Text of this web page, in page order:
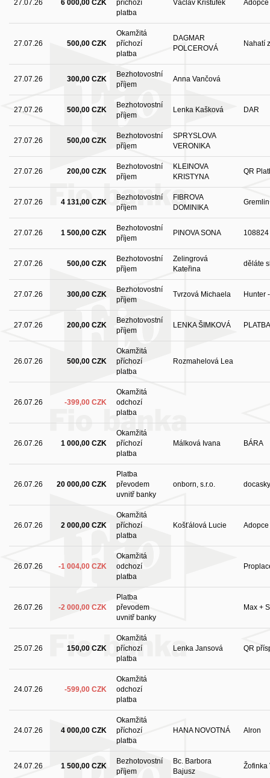
27.07.26 6 000,00 CZK
příchozí
platba
Václav Krištůfek
27.07.26 500,00 CZK
Okamžitá
příchozí
platba
DAGMAR
POLCEROVÁ
Nahatí
27.07.26 300,00 CZK
Bezhotovostní
příjem
Anna Vančová
27.07.26 500,00 CZK
Bezhotovostní
příjem
Lenka Kašková DAR
27.07.26 500,00 CZK
Bezhotovostní
příjem
SPRYSLOVA
VERONIKA
27.07.26 200,00 CZK
Bezhotovostní
příjem
KLEINOVA
KRISTYNA
QR
27.07.26 4 131,00 CZK
Bezhotovostní
příjem
FIBROVA
DOMINIKA
27.07.26 1 500,00 CZK
Bezhotovostní
příjem
PINOVA SONA 108824
27.07.26 500,00 CZK
Bezhotovostní
příjem
Zelingrová
Kateřina
děláte
27.07.26 300,00 CZK
Bezhotovostní
příjem
Tvrzová Michaela Hunter
27.07.26 200,00 CZK
Bezhotovostní
příjem
LENKA ŠIMKOVÁ PLATBA
26.07.26 500,00 CZK
Okamžitá
příchozí
platba
Rozmahelová Lea
26.07.26 -399,00 CZK
Okamžitá
odchozí
platba
26.07.26 1 000,00 CZK
Okamžitá
příchozí
platba
Málková Ivana BÁRA
26.07.26 20 000,00 CZK
Platba
převodem
uvnitř banky
onborn, s.r.o.
26.07.26 2 000,00 CZK
Okamžitá
příchozí
platba
Košťálová Lucie
26.07.26 -1 004,00 CZK
Okamžitá
odchozí
platba
26.07.26 -2 000,00 CZK
Platba
převodem
uvnitř banky
Max +
25.07.26 150,00 CZK
Okamžitá
příchozí
platba
Lenka Jansová QR
24.07.26 -599,00 CZK
Okamžitá
odchozí
platba
24.07.26 4 000,00 CZK
Okamžitá
příchozí
platba
HANA NOVOTNÁ Alron
24.07.26 1 500,00 CZK
Bezhotovostní
příjem
Bc. Barbora
Bajusz
Žofinka